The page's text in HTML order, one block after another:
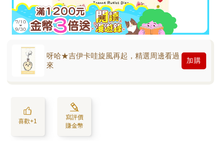
呀哈★吉伊卡哇旋風再起，精選周邊看過
來
加購
喜歡+1
寫評價
賺金幣